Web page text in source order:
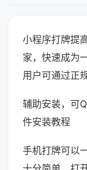
小程序打牌提
家，快速成为
用户可通过正
辅助安装，可
件安装教程
手机打牌可以